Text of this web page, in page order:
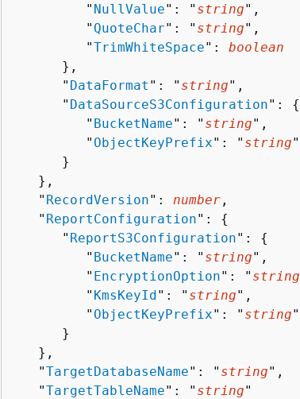
         "
NullValue": " string",
         "
QuoteChar": " string",
         "
TrimWhiteSpace": boolean
      },
      "
DataFormat ": " string",
      "
DataSourceS3Configuration": {
         "
BucketName": " string",
         "
ObjectKeyPrefix": " string"
      }
   },
   "
RecordVersion": number ,
   "
ReportConfiguration": {
      "
ReportS3Configuration": {
         "
BucketName": " string",
         "
EncryptionOption": " string
         "
KmsKeyId": " string",
         "
ObjectKeyPrefix": " string"
      }
   },
   "
TargetDatabaseName": " string",
   "
TargetTableName": " string"